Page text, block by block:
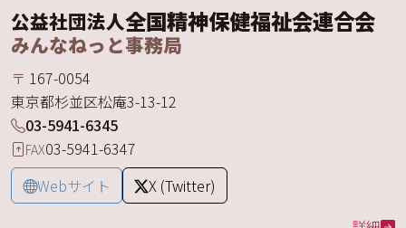
公益社団法人全国精神保健福祉会連合会
みんなねっと事務局
〒 167-0054
東京都杉並区松庵3-13-12
03-5941-6345
FAX03-5941-6347
Webサイト
X (Twitter)